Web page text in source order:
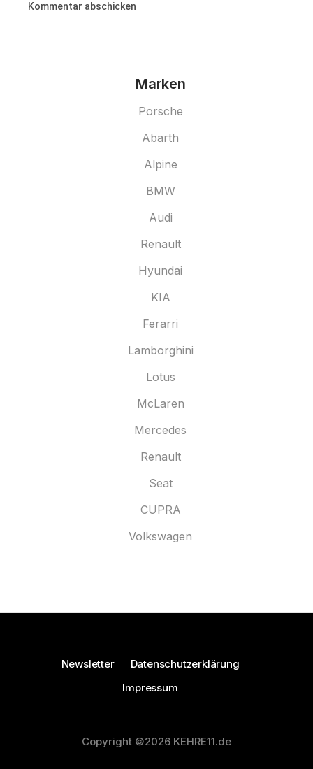
Marken
Porsche
Abarth
Alpine
BMW
Audi
Renault
Hyundai
KIA
Ferarri
Lamborghini
Lotus
McLaren
Mercedes
Renault
Seat
CUPRA
Volkswagen
Newsletter
Datenschutzerklärung
Impressum
Copyright ©2026 KEHRE11.de